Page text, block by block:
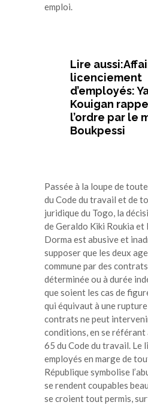
emploi.
Lire
licenciement
d’employés:
Kouigan
l’ordre par le
Boukpessi
Passée à la loupe de
du Code du travail et de
juridique du Togo, la
de Geraldo Kiki Roukia et
Dorma est abusive et
supposer que les deux
commune par des
déterminée ou à durée
que soient les cas de
qui équivaut à une
contrats ne peut
conditions, en se
65 du Code du travail. Le
employés en marge de
République symbolise
se rendent coupables
se croient tout permis,